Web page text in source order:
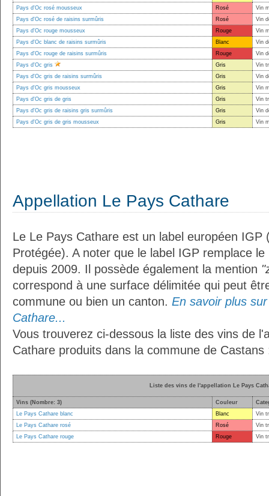
Pays d'Oc rosé mousseux Rosé
Vin
Pays d'Oc rosé de raisins surmûris
Rosé
Vin
Pays d'Oc rouge mousseux
Rouge
Vin
Pays d'Oc blanc de raisins surmûris
Blanc
Vin
Pays d'Oc rouge de raisins surmûris
Rouge
Vin
Pays d'Oc gris
Gris
Vin
Pays d'Oc gris de raisins surmûris
Gris
Vin
Pays d'Oc gris mousseux
Gris
Vin
Pays d'Oc gris de gris
Gris
Vin
Pays d'Oc gris de raisins gris surmûris
Gris
Vin
Pays d'Oc gris de gris mousseux
Gris Vin
Appellation Le Pays Cathare
Le Le Pays Cathare est un label européen IGP
Protégée). A noter que le label IGP remplace
depuis 2009. Il possède également la mention
correspond à une surface délimitée qui peut
commune ou bien un canton. En savoir plus
Cathare...
Vous trouverez ci-dessous la liste des vins de
Cathare produits dans la commune de Castans
Liste des vins de l'appellation Le Pays
Vins (Nombre: 3) Couleur
Le Pays Cathare blanc
Blanc
Vin
Le Pays Cathare rosé
Rosé
Vin
Le Pays Cathare rouge
Rouge Vin